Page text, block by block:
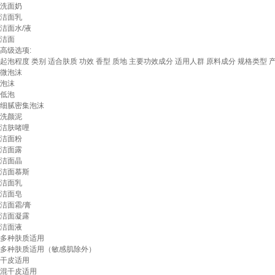
洗面奶
洁面乳
洁面水/液
洁面
高级选项:
起泡程度 类别 适合肤质 功效 香型 质地 主要功效成分 适用人群 原料成分 规格类型
微泡沫
泡沫
低泡
细腻密集泡沫
洗颜泥
洁肤啫哩
洁面粉
洁面露
洁面晶
洁面慕斯
洁面乳
洁面皂
洁面霜/膏
洁面凝露
洁面液
多种肤质适用
多种肤质适用（敏感肌除外）
干皮适用
混干皮适用